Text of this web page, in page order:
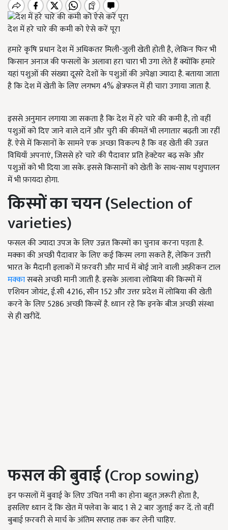
देश में हरे चारे की कमी को ऐसे करें पूरा
हमारे कृषि प्रधान देश में अधिकतर मिली-जुली खेती होती है, लेकिन फिर भी
किसान अनाज की फसलों के अलावा हरा चारा भी उगा लेते हैं क्योंकि हमारे
यहां पशुओं की संख्या दूसरे देशों के पशुओं की अपेक्षा ज्यादा है. बताया जाता
है कि देश में खेती के लिए लगभग 4% क्षेत्रफल में ही चारा उगाया जाता है.
इससे अनुमान लगाया जा सकता है कि देश में हरे चारे की कमी है, तो वहीं
पशुओं को दिए जाने वाले दानें और चुरी की कीमतें भी लगातार बढ़ती जा रहीं
हैं. ऐसे में किसानों के सामने एक अच्छा विकल्प है कि वह खेती की उन्नत
विधियाँ अपनाएं, जिससे हरे चारे की पैदावार प्रति हेक्टेयर बढ़ सके और
पशुओं को भी दिया जा सके. इससे किसानों को खेती के साथ-साथ पशुपालन
में भी फ़ायदा होगा.
किस्मों का चयन (Selection of
varieties)
फसल की ज्यादा उपज के लिए उन्नत किस्मों का चुनाव करना पड़ता है.
मक्का की अच्छी पैदावार के लिए कई किस्म लगा सकते हैं, लेकिन उत्तरी
भारत के मैदानी इलाकों में फ़रवरी और मार्च में बोई जाने वाली अफ़्रीकन टाल
मक्कासबसे अच्छी मानी जाती है. इसके अलावा लोबिया की किस्मों में
एशियन जोयंट, ई.सी 4216, सीन 152 और उत्तर प्रदेश में लोबिया की खेती
करने के लिए 5286 अच्छी किस्में है. ध्यान रहे कि इनके बीज अच्छी संस्था
से ही खरीदें.
फसल की बुवाई (Crop sowing)
इन फसलों में बुवाई के लिए उचित नमी का होना बहुत ज़रूरी होता है,
इसलिए ध्यान दें कि खेत में फ्लेवा के बाद 1 से 2 बार जुताई कर दें. तो वहीं
बुबाई फ़रवरी से मार्च के अंतिम सप्ताह तक कर लेनी चाहिए.